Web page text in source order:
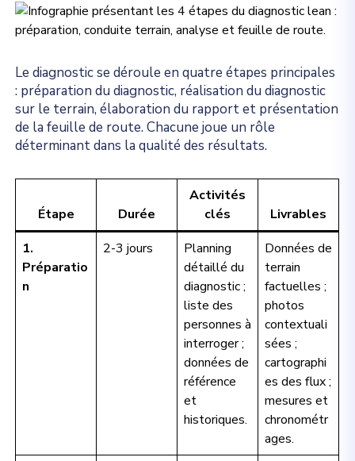
Le diagnostic se déroule en quatre étapes principales
: préparation du diagnostic, réalisation du diagnostic
sur le terrain, élaboration du rapport et présentation
de la feuille de route. Chacune joue un rôle
déterminant dans la qualité des résultats.
Étape Durée
Activités
clés
Livrables
1.
Préparatio
n
2-3 jours
Planning
détaillé du
diagnostic ;
liste des
personnes à
interroger ;
données de
référence
et
historiques.
Données de
terrain
factuelles ;
photos
contextuali
sées ;
cartographi
es des flux ;
mesures et
chronométr
ages.